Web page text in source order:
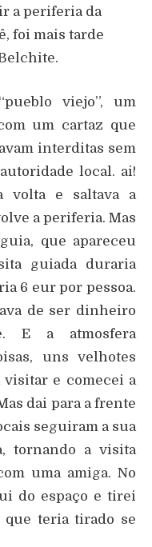
a periferia da
foi mais tarde
viejo”, um
um cartaz que
interditas sem
local. ai!
volta e saltava a
a periferia. Mas
que apareceu
guiada duraria
6 eur por pessoa.
de ser dinheiro
E a atmosfera
uns velhotes
visitar e comecei a
dai para a frente
seguiram a sua
tornando a visita
uma amiga. No
do espaço e tirei
que teria tirado se